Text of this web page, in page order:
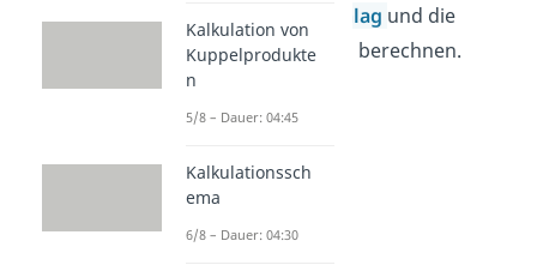
Kalkulationszuschlag und die
Handelsspanne
zu berechnen.
Kalkulation von
Kuppelprodukte
n
5/8 – Dauer: 04:45
Kalkulationssch
ema
6/8 – Dauer: 04:30